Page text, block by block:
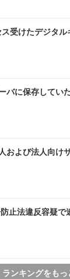
受けたデジタル
バに保存してい
および法人向け
止法違反容疑で
ランキングをもっ